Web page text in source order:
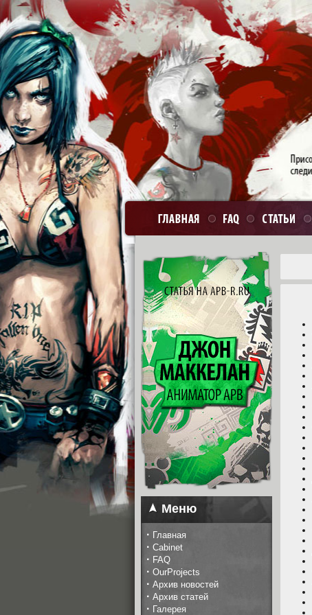
Меню
· Главная
· Cabinet
· FAQ
· OurProjects
· Архив новостей
· Архив статей
· Галерея